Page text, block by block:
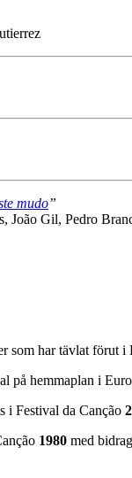
mudo”
João Gil, Pedro
som har tävlat förut i
på hemmaplan i
i Festival da Canção
1980 med